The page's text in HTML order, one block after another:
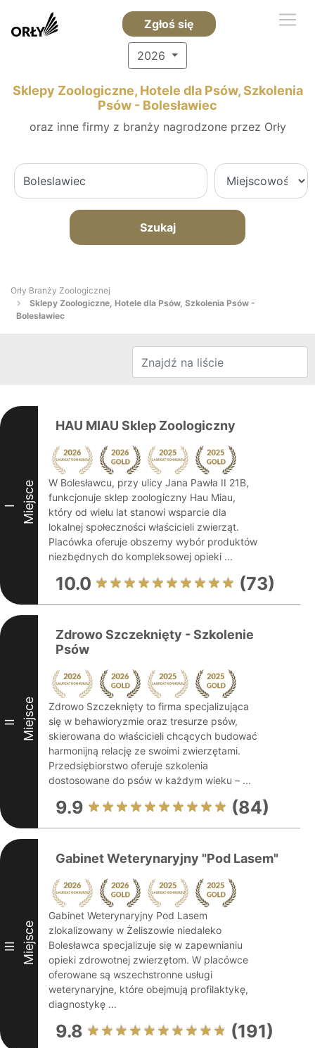
Zgłoś się
2026
Sklepy Zoologiczne, Hotele dla Psów, Szkolenia
Psów - Bolesławiec
oraz inne firmy z branży nagrodzone przez Orły
Szukaj
Orły Branży Zoologicznej
Sklepy Zoologiczne, Hotele dla Psów, Szkolenia Psów -
Bolesławiec
I Miejsce
HAU MIAU Sklep Zoologiczny
W Bolesławcu, przy ulicy Jana Pawła II 21B,
funkcjonuje sklep zoologiczny Hau Miau,
który od wielu lat stanowi wsparcie dla
lokalnej społeczności właścicieli zwierząt.
Placówka oferuje obszerny wybór produktów
niezbędnych do kompleksowej opieki ...
10.0 (73)
II Miejsce
Zdrowo Szczeknięty - Szkolenie
Psów
Zdrowo Szczeknięty to firma specjalizująca
się w behawioryzmie oraz tresurze psów,
skierowana do właścicieli chcących budować
harmonijną relację ze swoimi zwierzętami.
Przedsiębiorstwo oferuje szkolenia
dostosowane do psów w każdym wieku – ...
9.9 (84)
III Miejsce
Gabinet Weterynaryjny "Pod Lasem"
Gabinet Weterynaryjny Pod Lasem
zlokalizowany w Żeliszowie niedaleko
Bolesławca specjalizuje się w zapewnianiu
opieki zdrowotnej zwierzętom. W placówce
oferowane są wszechstronne usługi
weterynaryjne, które obejmują profilaktykę,
diagnostykę ...
9.8 (191)